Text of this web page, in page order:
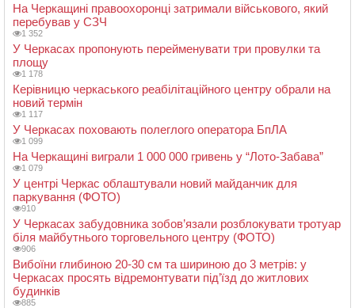
На Черкащині правоохоронці затримали військового, який
перебував у СЗЧ
1 352
У Черкасах пропонують перейменувати три провулки та
площу
1 178
Керівницю черкаського реабілітаційного центру обрали на
новий термін
1 117
У Черкасах поховають полеглого оператора БпЛА
1 099
На Черкащині виграли 1 000 000 гривень у “Лото-Забава”
1 079
У центрі Черкас облаштували новий майданчик для
паркування (ФОТО)
910
У Черкасах забудовника зобов’язали розблокувати тротуар
біля майбутнього торговельного центру (ФОТО)
906
Вибоїни глибиною 20-30 см та шириною до 3 метрів: у
Черкасах просять відремонтувати під’їзд до житлових
будинків
885